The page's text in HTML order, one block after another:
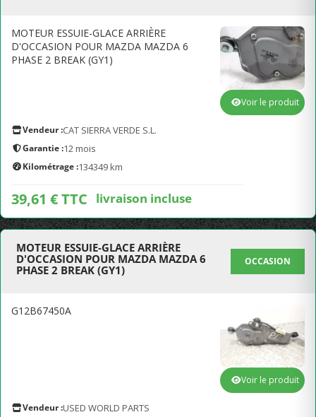
MOTEUR ESSUIE-GLACE ARRIÈRE
D'OCCASION POUR MAZDA MAZDA 6
PHASE 2 BREAK (GY1)
Vendeur :CAT SIERRA VERDE S.L.
Garantie :12 mois
Kilométrage :134349 km
39,61 € TTC livraison incluse
Voir le produit
MOTEUR ESSUIE-GLACE ARRIÈRE
D'OCCASION POUR MAZDA MAZDA 6
PHASE 2 BREAK (GY1)
OCCASION
G12B67450A
Vendeur :USED WORLD PARTS
Voir le produit